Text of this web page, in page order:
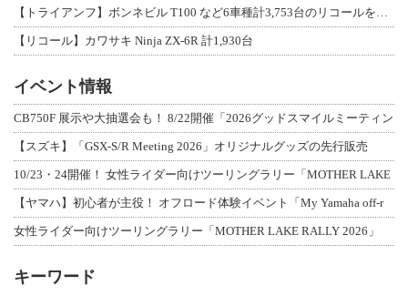
【リコール】カワサキ Ninja ZX-6R 計1,930台
イベント情報
CB750F 展示や大抽選会も！ 8/22開催「2026グッドスマイルミーティン
【スズキ】「GSX-S/R Meeting 2026」オリジナルグッズの先行販売
10/23・24開催！ 女性ライダー向けツーリングラリー「MOTHER LAKE
【ヤマハ】初心者が主役！ オフロード体験イベント「My Yamaha off-r
女性ライダー向けツーリングラリー「MOTHER LAKE RALLY 2026」
キーワード